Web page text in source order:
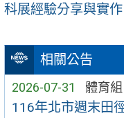
相關公告
2026-07-31 體育組
116年北市週末田
科展經驗分享與實作